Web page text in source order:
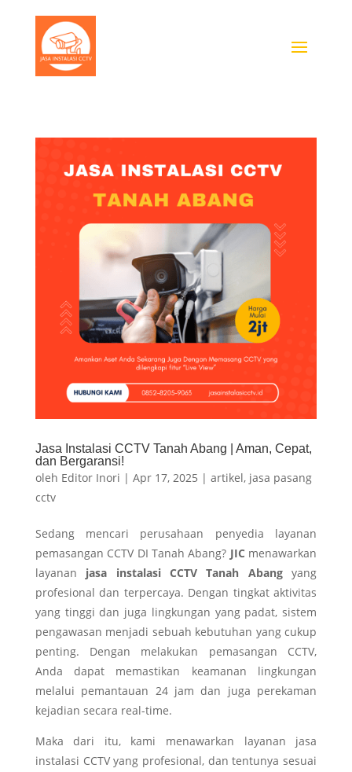
Jasa Instalasi CCTV Tanah Abang | Aman, Cepat,
dan Bergaransi!
oleh Editor Inori | Apr 17, 2025 | artikel, jasa pasang
cctv
Sedang mencari perusahaan penyedia layanan
pemasangan CCTV DI Tanah Abang? JIC menawarkan
layanan jasa instalasi CCTV Tanah Abangyang
profesional dan terpercaya. Dengan tingkat aktivitas
yang tinggi dan juga lingkungan yang padat, sistem
pengawasan menjadi sebuah kebutuhan yang cukup
penting. Dengan melakukan pemasangan CCTV,
Anda dapat memastikan keamanan lingkungan
melalui pemantauan 24 jam dan juga perekaman
kejadian secara real-time.
Maka dari itu, kami menawarkan layanan jasa
instalasi CCTV yang profesional, dan tentunya sesuai